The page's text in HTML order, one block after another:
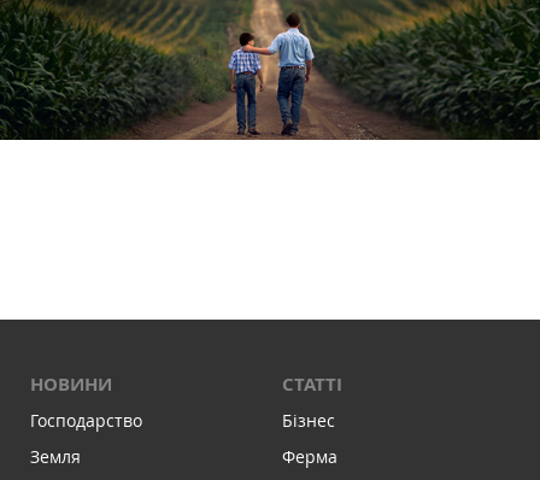
НОВИНИ
Господарство
Земля
СТАТТІ
Бізнес
Ферма